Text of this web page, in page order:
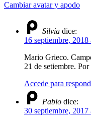
Cambiar avatar y apodo
Silvia dice:
16 septiembre, 2018
Mario Grieco.
21 de setiembre.
Accede para
Pablo dice:
30 septiembre, 2017